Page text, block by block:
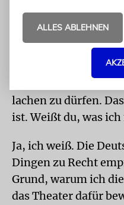
denen stand, wie
ange-messen der
Die Menschen
lachen zu dürfen.
ist. Weißt du, was ich
Ja, ich weiß. Die
Dingen zu Recht
Grund, warum ich
das Theater dafür
ALLES ABLEHNEN